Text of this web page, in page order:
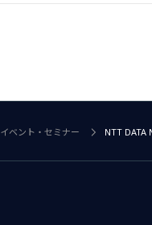
イベント・セミナー NTT DATA